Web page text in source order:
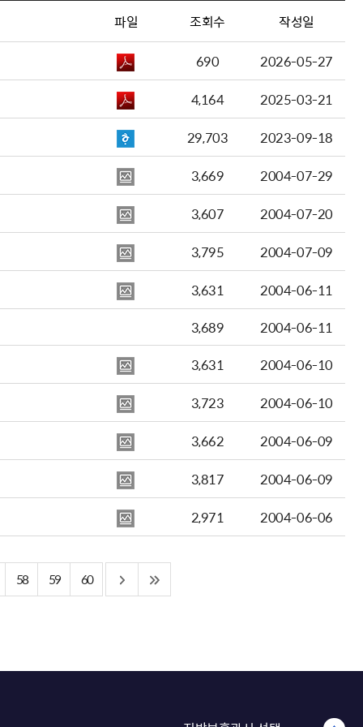
파일 조회수 작성일
690
2026-05-27
4,164
2025-03-21
29,703
2023-09-18
3,669
2004-07-29
3,607
2004-07-20
3,795
2004-07-09
3,631
2004-06-11
3,689
2004-06-11
3,631
2004-06-10
3,723
2004-06-10
3,662
2004-06-09
3,817
2004-06-09
2,971
2004-06-06
58 59 60